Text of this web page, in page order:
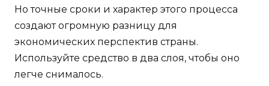
Но точные сроки и характер этого процесса
создают огромную разницу для
экономических перспектив страны.
Используйте средство в два слоя, чтобы оно
легче снималось.